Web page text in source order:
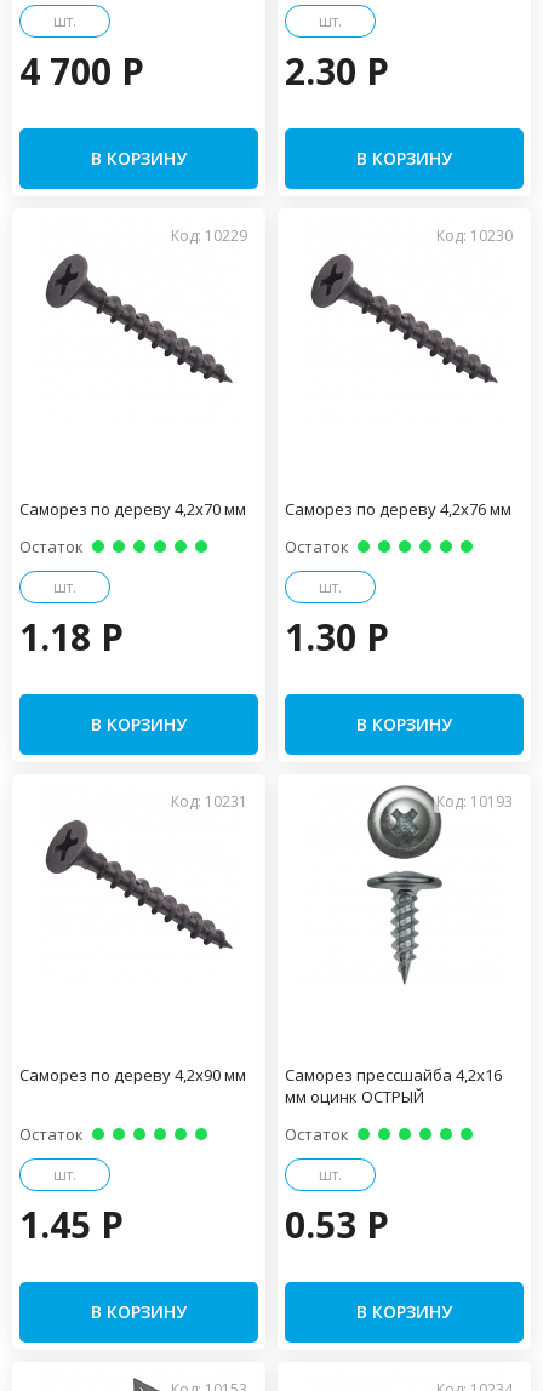
шт.
4 700 P
В КОРЗИНУ
шт.
2.30 P
В КОРЗИНУ
Код: 10229
Саморез по дереву 4,2х70 мм
Остаток
шт.
1.18 P
В КОРЗИНУ
Код: 10230
Саморез по дереву 4,2х76 мм
Остаток
шт.
1.30 P
В КОРЗИНУ
Код: 10231
Саморез по дереву 4,2х90 мм
Остаток
шт.
1.45 P
В КОРЗИНУ
Код: 10193
Саморез прессшайба 4,2х16
мм оцинк ОСТРЫЙ
Остаток
шт.
0.53 P
В КОРЗИНУ